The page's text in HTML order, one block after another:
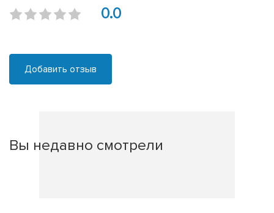
0.0
Добавить отзыв
Вы недавно смотрели